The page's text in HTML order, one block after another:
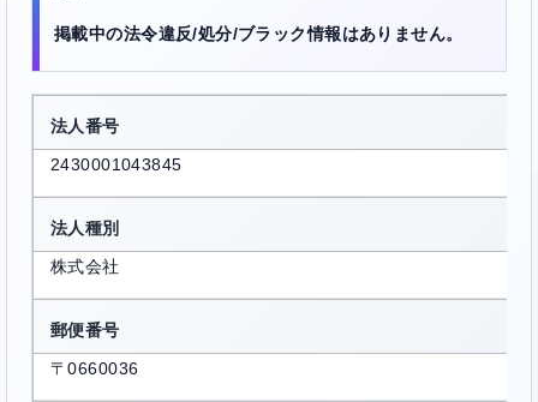
掲載中の法令違反/処分/ブラック情報はありません。
法人番号
2430001043845
法人種別
株式会社
郵便番号
〒0660036